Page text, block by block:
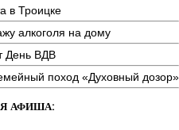
в Троицке
алкоголя на дому
День ВДВ
поход «Духовный дозор»
АФИША: